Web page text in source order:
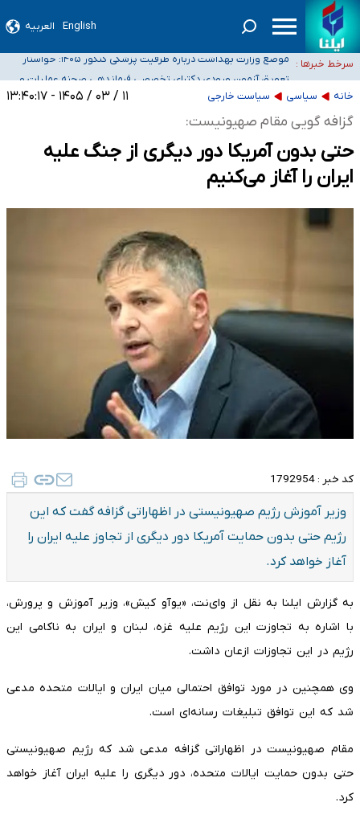
English العربیه
سرخط خبرها :
۴۰ تا ۵۰ روز گرمای نسبی در پیش داریم/ دمای تهران به ۳۸ درجه می‌رسد
موضع وزارت بهداشت درباره ظرفیت پزشکی کنکور ۱۴۰۵: خواستار
اصلاح ظرفیت‌ها هستیم، اما هنوز پاسخ مشخصی نگرفته‌ایم
تعویق آزمون ورودی دکترای تخصصی فرماندهی صحنه عملیات و
دکترای تخصصی جغرافیای نظامی دافوس آجا
خبرنگاران راویان حقیقت با دغدغه نان، مسکن و بیمه
آستانه هشدار
خانه سیاسی سیاست خارجی ۱۱ / ۰۳ / ۱۴۰۵ - ۱۳:۴۰:۱۷
گزافه گویی مقام صهیونیست:
حتی بدون آمریکا دور دیگری از جنگ علیه
ایران را آغاز می‌کنیم
کد خبر : 1792954
وزیر آموزش رژیم صهیونیستی در اظهاراتی گزافه گفت که این
رژیم حتی بدون حمایت آمریکا دور دیگری از تجاوز علیه ایران را
آغاز خواهد کرد.
به گزارش ایلنا به نقل از وای‌نت، «یوآو کیش»، وزیر آموزش و پرورش،
با اشاره به تجاوزت این رژیم علیه غزه، لبنان و ایران به ناکامی این
رژیم در این تجاوزات ازعان داشت.
وی همچنین در مورد توافق احتمالی میان ایران و ایالات متحده مدعی
شد که این توافق تبلیغات رسانه‌ای است.
مقام صهیونیست در اظهاراتی گزافه مدعی شد که رژیم صهیونیستی
حتی بدون حمایت ایالات متحده، دور دیگری را علیه ایران آغاز خواهد
کرد.